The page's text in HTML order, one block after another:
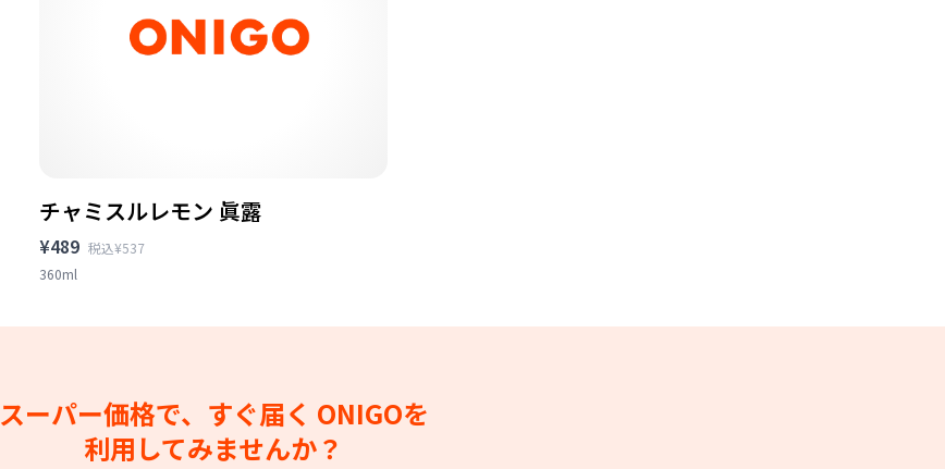
チャミスルレモン 眞露
¥489 税込¥537
360ml
スーパー価格で、すぐ届く ONIGOを
利用してみませんか？